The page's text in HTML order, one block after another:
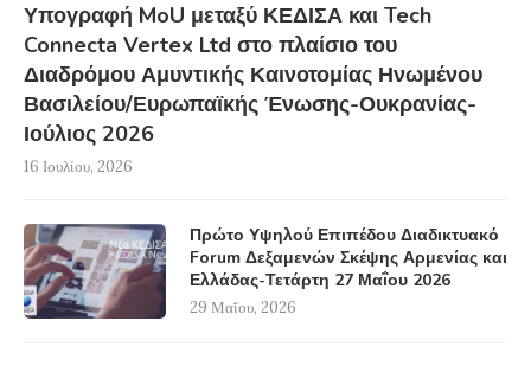
Υπογραφή MoU μεταξύ ΚΕΔΙΣΑ και Tech
Connecta Vertex Ltd στο πλαίσιο του
Διαδρόμου Αμυντικής Καινοτομίας Ηνωμένου
Βασιλείου/Ευρωπαϊκής Ένωσης-Ουκρανίας-
Ιούλιος 2026
16 Ιουλίου, 2026
Πρώτο Υψηλού Επιπέδου Διαδικτυακό
Forum Δεξαμενών Σκέψης Αρμενίας και
Ελλάδας-Τετάρτη 27 Μαΐου 2026
29 Μαΐου, 2026